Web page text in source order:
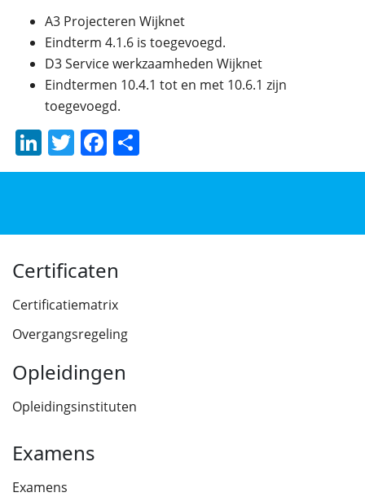
A3 Projecteren Wijknet
Eindterm 4.1.6 is toegevoegd.
D3 Service werkzaamheden Wijknet
Eindtermen 10.4.1 tot en met 10.6.1 zijn
toegevoegd.
LinkedIn
TwitterFacebook
Certificaten
Certificatiematrix
Overgangsregeling
Opleidingen
Opleidingsinstituten
Examens
Examens